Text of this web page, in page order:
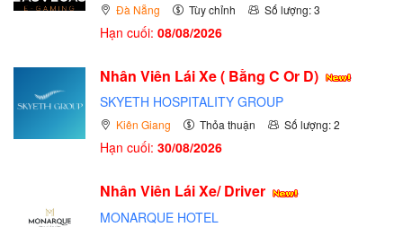
Đà Nẵng Tùy chỉnh Số lượng: 3
Hạn cuối: 08/08/2026
Nhân Viên Lái Xe ( Bằng C Or D)
SKYETH HOSPITALITY GROUP
Kiên Giang Thỏa thuận Số lượng: 2
Hạn cuối: 30/08/2026
Nhân Viên Lái Xe/ Driver
MONARQUE HOTEL